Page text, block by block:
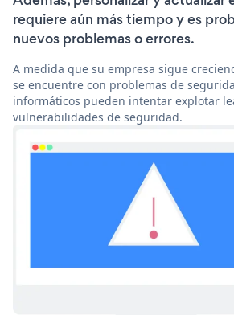
requiere aún más tiempo y es
nuevos problemas o errores.
A medida que su empresa sigue
se encuentre con problemas de
informáticos pueden intentar explotar
vulnerabilidades de seguridad.